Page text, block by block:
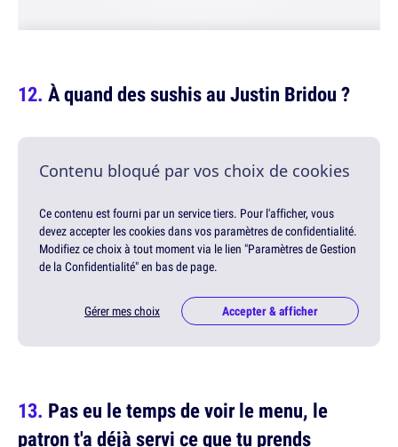
À quand des sushis au Justin Bridou ?
Contenu bloqué par vos choix de cookies
Ce contenu est fourni par un service tiers. Pour l'afficher, vous
devez accepter les cookies dans vos paramètres de confidentialité.
Modifiez ce choix à tout moment via le lien "Paramètres de Gestion
de la Confidentialité" en bas de page.
Gérer mes choix Accepter & afficher
Pas eu le temps de voir le menu, le
patron t'a déjà servi ce que tu prends